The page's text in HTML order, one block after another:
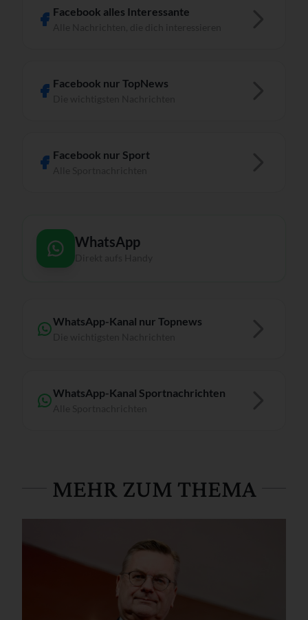
Facebook alles Interessante
Facebook nur TopNews
Facebook nur Sport
WhatsApp
WhatsApp-Kanal nur Topnews
WhatsApp-Kanal Sportnachrichten
MEHR ZUM THEMA